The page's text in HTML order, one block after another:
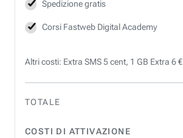
Spedizione gratis
Corsi Fastweb Digital Academy
Altri costi: Extra SMS 5 cent, 1 GB Extra 6 €
TOTALE
COSTI DI ATTIVAZIONE